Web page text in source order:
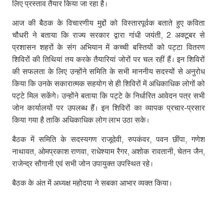
लिए प्रस्ताव तैयार किया जा रहा है।
आज की बैठक के विचारणीय मुद्दों को विस्तारपूर्वक बताते हुए कविता
चौधरी ने बताया कि राज्य सरकार द्वारा गांधी जयंती, 2 अक्टूबर से
प्रशासन शहरों के संग अभियान में कच्ची बस्तियों को पट्टा वितरण
शिविरों की तिथियां तय करके तैयारियां जोरों पर चल रहीं हैं। इन शिविरों
की सफलता के लिए उन्होंने समिति के सभी माननीय सदस्यों से अनुरोध
किया कि उनके सकारात्मक सहयोग से ही शिविरों में अधिकाधिक लोगों को
पट्टे मिल सकेंगे। उन्होंने बताया कि पट्टे के निर्धारित आवेदन पत्र सभी
जोन कार्यालयों पर उपलब्ध हैं। इन शिविरों का व्यापक प्रचार-प्रसार
किया गया है ताकि अधिकाधिक लोग लाभ उठा सके।
बैठक में समिति के सदस्यगण राजूदेवी,रुपकंवर,पवन छींपा,गणेश
नाथावत, ओमप्रकाश राणवा,राधेश्याम रैगर,अशोक रावतानी,चेतन जैन,
राजेन्द्र सौगानी एवं सभी जोन उपायुक्त उपस्थित रहे।
बैठक के अंत में अध्यक्ष महोदया ने सबका आभार व्यक्त किया।